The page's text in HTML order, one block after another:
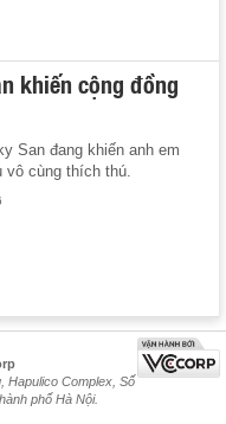
khiến cộng đồng
San đang khiến anh em
vô cùng thích thú.
Hapulico Complex, Số
phố Hà Nội.